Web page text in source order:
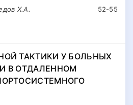
52-55
Х.А.
ТАКТИКИ У БОЛЬНЫХ
В ОТДАЛЕННОМ